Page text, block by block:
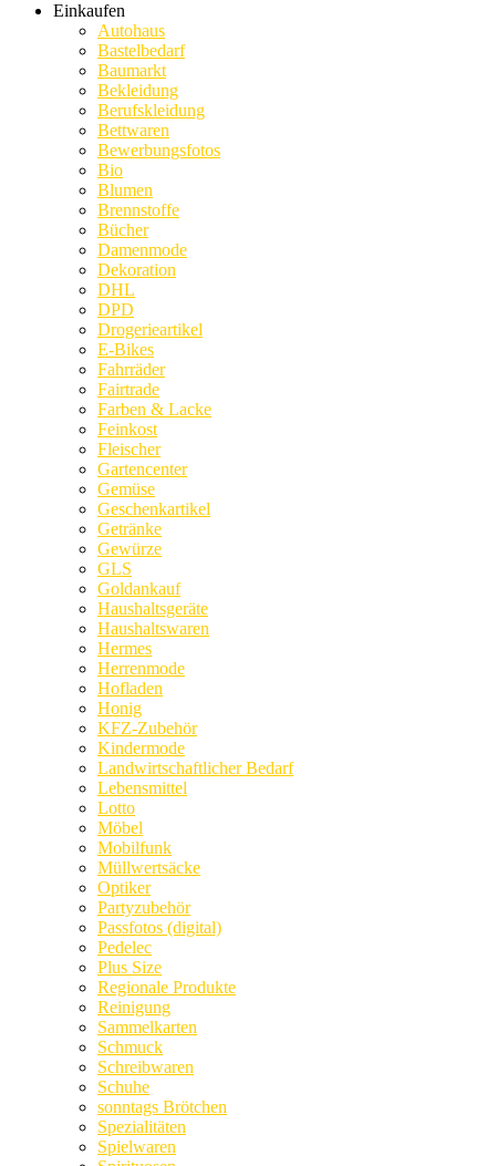
Einkaufen
Autohaus
Bastelbedarf
Baumarkt
Bekleidung
Berufskleidung
Bettwaren
Bewerbungsfotos
Bio
Blumen
Brennstoffe
Bücher
Damenmode
Dekoration
DHL
DPD
Drogerieartikel
E-Bikes
Fahrräder
Fairtrade
Farben & Lacke
Feinkost
Fleischer
Gartencenter
Gemüse
Geschenkartikel
Getränke
Gewürze
GLS
Goldankauf
Haushaltsgeräte
Haushaltswaren
Hermes
Herrenmode
Hofladen
Honig
KFZ-Zubehör
Kindermode
Landwirtschaftlicher Bedarf
Lebensmittel
Lotto
Möbel
Mobilfunk
Müllwertsäcke
Optiker
Partyzubehör
Passfotos (digital)
Pedelec
Plus Size
Regionale Produkte
Reinigung
Sammelkarten
Schmuck
Schreibwaren
Schuhe
sonntags Brötchen
Spezialitäten
Spielwaren